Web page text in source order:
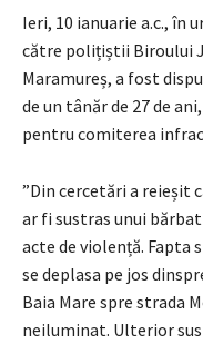
Ieri, 10 ianuarie a.c., în
către polițiștii Biroului
Maramureș, a fost
de un tânăr de 27 de
pentru comiterea
”Din cercetări a reieșit
ar fi sustras unui
acte de violență. Fapta
se deplasa pe jos
Baia Mare spre strada
neiluminat. Ulterior